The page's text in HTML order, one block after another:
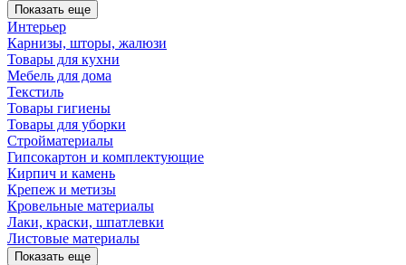
Показать еще
Интерьер
Карнизы, шторы, жалюзи
Товары для кухни
Мебель для дома
Текстиль
Товары гигиены
Товары для уборки
Стройматериалы
Гипсокартон и комплектующие
Кирпич и камень
Крепеж и метизы
Кровельные материалы
Лаки, краски, шпатлевки
Листовые материалы
Показать еще